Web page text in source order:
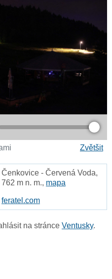
Zvětšit
Čenkovice - Červená Voda,
762 m n. m., mapa
feratel.com
na stránce Ventusky.